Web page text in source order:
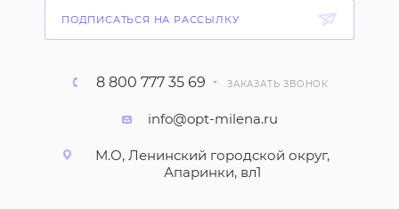
ПОДПИСАТЬСЯ НА РАССЫЛКУ
8 800 777 35 69 ЗАКАЗАТЬ ЗВОНОК
info@opt-milena.ru
М.О, Ленинский городской округ,
Апаринки, вл1